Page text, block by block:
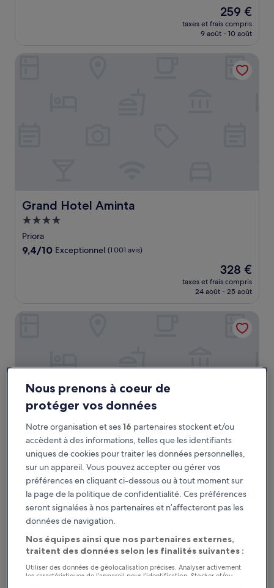
Le
nouveau
prix
de
259 €
259 €
taxes et frais compris
9 août - 10 août
Grand Hotel Aminta
Grand Hotel Aminta
Hébergement
4.0 étoiles
Priora
9.4
9,4/10 Exceptionnel (1 001 avis)
Le
nouveau
prix
de
328 €
328 €
taxes et frais compris
24 août - 25 août
Hotel Miramalfi
Hotel Miramalfi
Hébergement
5.0 étoiles
Amalfi
10.0
sur
Exceptionnel,
(246 avis)
10/10 Exceptionnel (246 avis)
nouveau
prix
de
taxes et frais compris
8 août - 9 août
Hotel Tramonto d'Oro
Nous prenons à coeur de
protéger vos données
Notre organisation et ses16 partenaires stockent et/ou
accèdent à des informations, telles que les identifiants
uniques de cookies pour traiter les données personnelles,
sur un appareil. Vous pouvez accepter ou gérer vos
préférences en cliquant ci-dessous ou à tout moment sur
la page de la politique de confidentialité. Ces préférences
seront signalées à nos partenaires et n’affecteront pas les
données de navigation.
Nos équipes ainsi que nos partenaires externes,
traitent des données selon les finalités suivantes :
Utiliser des données de géolocalisation précises. Analyser activement
les caractéristiques de l’appareil pour l’identification. Stocker et/ou